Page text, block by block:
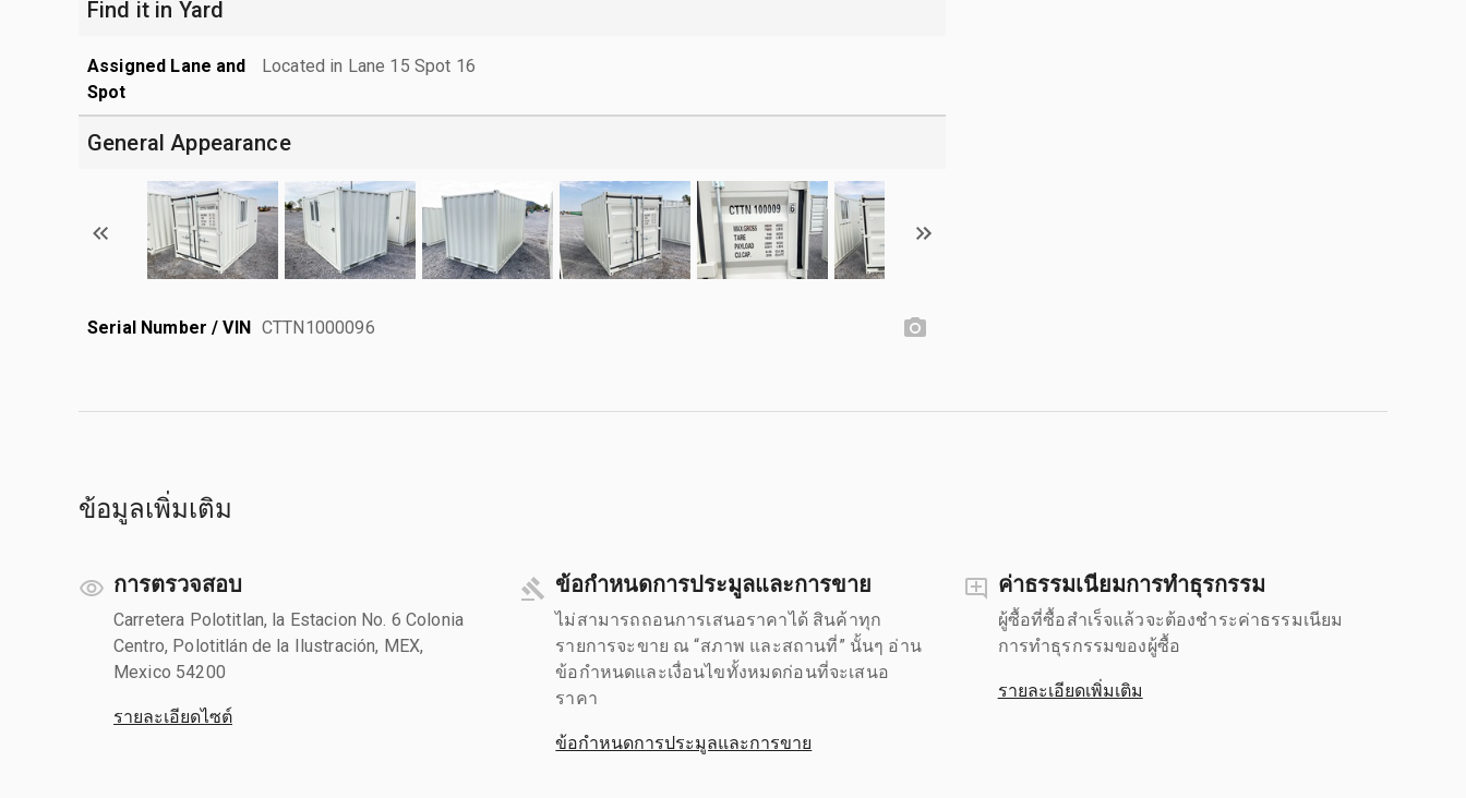
Find it in Yard
Assigned Lane and
Spot
Located in Lane 15 Spot 16
General Appearance
Serial Number / VIN CTTN1000096
ข้อมูลเพิ่มเติม
การตรวจสอบ
Carretera Polotitlan, la Estacion No. 6 Colonia
Centro, Polotitlán de la Ilustración, MEX,
Mexico 54200
รายละเอียดไซต์
ข้อกำหนดการประมูลและการขาย
ไม่สามารถถอนการเสนอราคาได้ สินค้าทุก
รายการจะขาย ณ “สภาพ และสถานที่” นั้นๆ อ่าน
ข้อกำหนดและเงื่อนไขทั้งหมดก่อนที่จะเสนอ
ราคา
ข้อกำหนดการประมูลและการขาย
ค่าธรรมเนียมการทำธุรกรรม
ผู้ซื้อที่ซื้อสำเร็จแล้วจะต้องชำระค่าธรรมเนียม
การทำธุรกรรมของผู้ซื้อ
รายละเอียดเพิ่มเติม